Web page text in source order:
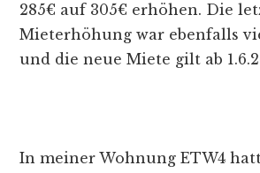
285€ auf 305€ erhöhen. Die
Mieterhöhung war ebenfalls
und die neue Miete gilt ab
In meiner Wohnung ETW4